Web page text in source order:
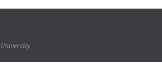
University